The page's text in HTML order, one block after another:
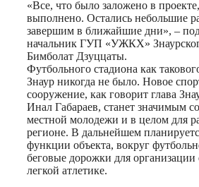
«Все, что было заложено в
выполнено. Остались небольшие
завершим в ближайшие дни», –
начальник ГУП «УЖКХ»
Бимболат Дзуццаты.
Футбольного стадиона как
Знаур никогда не было. Новое
сооружение, как говорит глава
Инал Габараев, станет значимым
местной молодежи и в целом для
регионе. В дальнейшем
функции объекта, вокруг
беговые дорожки для
легкой атлетике.